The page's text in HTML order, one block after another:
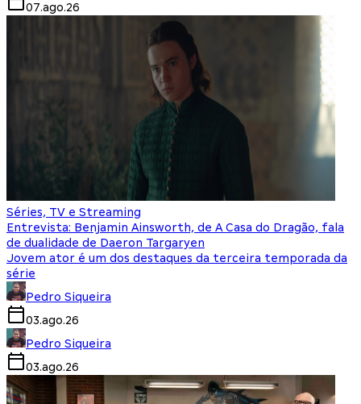
07.ago.26
Séries, TV e Streaming
Entrevista: Benjamin Ainsworth, de A Casa do Dragão, fala
de dualidade de Daeron Targaryen
Jovem ator é um dos destaques da terceira temporada da
série
Pedro Siqueira
03.ago.26
Pedro Siqueira
03.ago.26